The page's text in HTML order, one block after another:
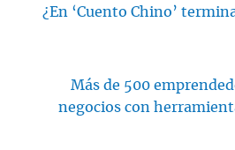
¿En ‘Cuento Chino’
Más de 500
negocios con